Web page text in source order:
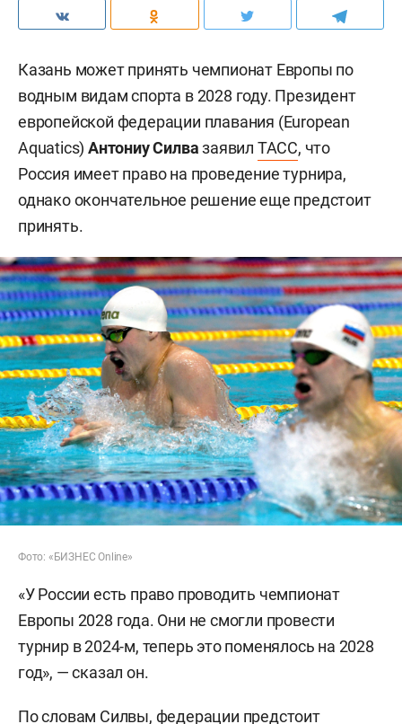
Казань может принять чемпионат Европы по
водным видам спорта в 2028 году. Президент
европейской федерации плавания (European
Aquatics) Антониу Силвазаявил ТАСС, что
Россия имеет право на проведение турнира,
однако окончательное решение еще предстоит
принять.
Фото: «БИЗНЕС Online»
«У России есть право проводить чемпионат
Европы 2028 года. Они не смогли провести
турнир в 2024-м, теперь это поменялось на 2028
год», — сказал он.
По словам Силвы, федерации предстоит